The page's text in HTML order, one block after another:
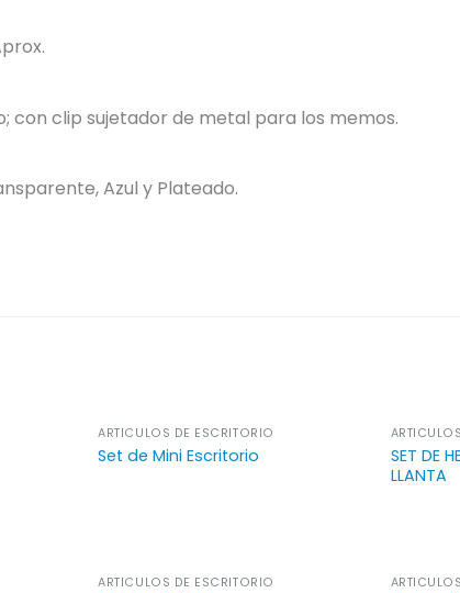
con clip sujetador de metal para los memos.
Azul y Plateado.
ARTÍCULOS DE ESCRITORIO
Set de Mini Escritorio
SET DE
LLANTA
ARTÍCULOS DE ESCRITORIO